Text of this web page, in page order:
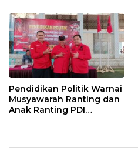
Pendidikan Politik Warnai
Musyawarah Ranting dan
Anak Ranting PDI